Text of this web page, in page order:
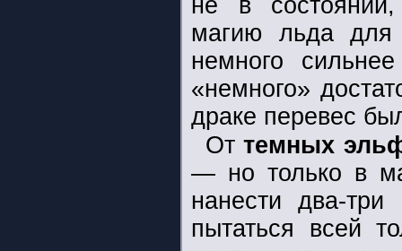
не в
магию льда для
немного
«немного»
драке перевес
Оттемных
— но только в
нанести два-
пытаться всей